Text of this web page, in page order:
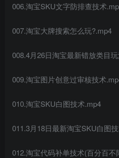
006.淘宝SKU文字防排查技术
007.淘宝大牌搜索怎么玩?.mp4
008.4月26日淘宝最新错放类目
009.淘宝图片创意过审核技术
010.淘宝SKU白图技术.mp4
011.3月18日最新淘宝SKU白图
012.淘宝代码补单技术(百分百不